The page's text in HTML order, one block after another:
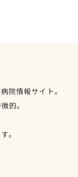
院情報サイト。
的。
。